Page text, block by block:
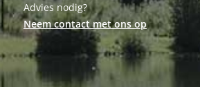
Advies nodig?
Neem contact met ons op